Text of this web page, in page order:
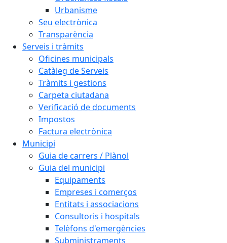
Urbanisme
Seu electrònica
Transparència
Serveis i tràmits
Oficines municipals
Catàleg de Serveis
Tràmits i gestions
Carpeta ciutadana
Verificació de documents
Impostos
Factura electrònica
Municipi
Guia de carrers / Plànol
Guia del municipi
Equipaments
Empreses i comerços
Entitats i associacions
Consultoris i hospitals
Telèfons d'emergències
Subministraments